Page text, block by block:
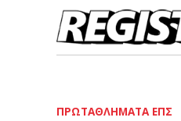
ΠΡΩΤΑΘΛΉΜΑΤΑ ΕΠΣ